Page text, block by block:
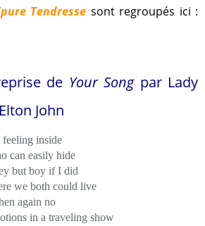
Tendresse sont regroupés ici :
de Your Song par Lady
John
inside
can easily hide
but boy if I did
we both could live
again no
in a traveling show